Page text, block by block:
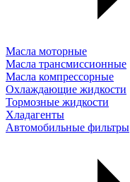
Масла моторные
Масла трансмиссионные
Масла компрессорные
Охлаждающие жидкости
Тормозные жидкости
Хладагенты
Автомобильные фильтры